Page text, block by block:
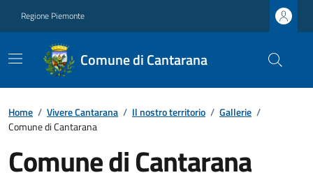
Regione Piemonte
Comune di Cantarana
Home / Vivere Cantarana / Il nostro territorio / Gallerie /
Comune di Cantarana
Comune di Cantarana